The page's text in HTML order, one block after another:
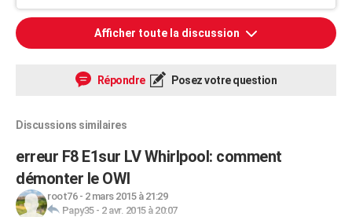
Afficher toute la discussion
Répondre Posez votre question
Discussions similaires
erreur F8 E1sur LV Whirlpool: comment
démonter le OWI
root76- 2 mars 2015 à 21:29
Papy35- 2 avr. 2015 à 20:07